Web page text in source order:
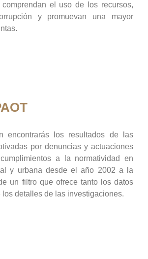
el uso de los recursos,
y promuevan una mayor
encontrarás los resultados de las
por denuncias y actuaciones
a la normatividad en
y urbana desde el año 2002 a la
un filtro que ofrece tanto los datos
los detalles de las investigaciones.